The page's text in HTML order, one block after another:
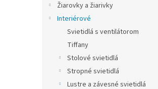
Žiarovky a žiarivky
Interiérové
Svietidlá s ventilátorom
Tiffany
Stolové svietidlá
Stropné svietidlá
Lustre a závesné svietidlá